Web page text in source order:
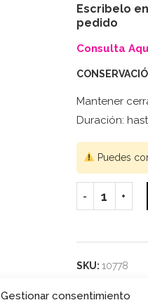
Gestionar consentimiento
Escribelo
pedido
Consulta
Mantener
Duración:
Puedes
SKU: 10778